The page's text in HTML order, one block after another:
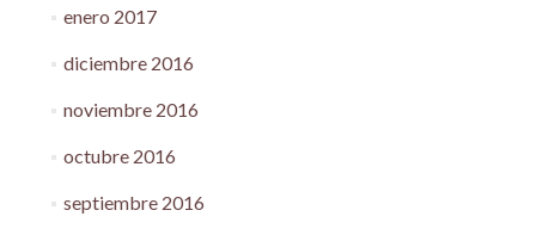
enero 2017
diciembre 2016
noviembre 2016
octubre 2016
septiembre 2016